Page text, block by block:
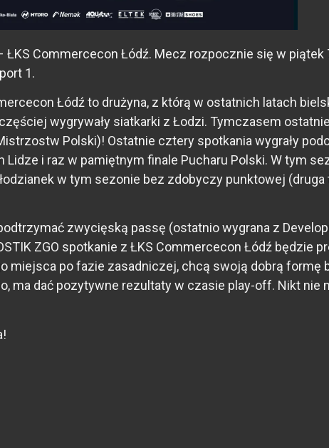
ŁKS Commercecon Łódź. Mecz rozpocznie się w
1.
Łódź to drużyna, z którą w ostatnich latach
wygrywały siatkarki z Łodzi. Tymczasem
Polski)! Ostatnie cztery spotkania wygrały
i raz w pamiętnym finale Pucharu Polski. W tym
łodzianek w tym sezonie bez zdobyczy punktowej
zwycięską passę (ostatnio wygrana z
ZGO spotkanie z ŁKS Commercecon Łódź będzie
po fazie zasadniczej, chcą swoją dobrą formę
dać pozytywne rezultaty w czasie play-off. Nikt nie